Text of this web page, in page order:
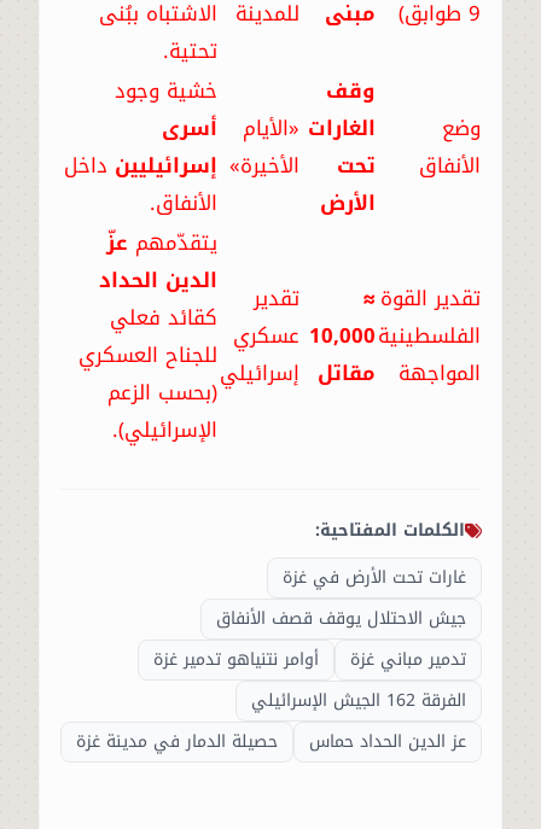
9 طوابق) مبنى للمدينة الاشتباه ببُنى
تحتية.
وضع
الأنفاق
وقف
الغارات
تحت
الأرض
«الأيام
الأخيرة»
خشية وجود
أسرى
إسرائيليين داخل
الأنفاق.
تقدير القوة
الفلسطينية
المواجهة
≈
10,000
مقاتل
تقدير
عسكري
إسرائيلي
يتقدّمهم عزّ
الدين الحداد
كقائد فعلي
للجناح العسكري
(بحسب الزعم
الإسرائيلي).
الكلمات المفتاحية:
غارات تحت الأرض في غزة
جيش الاحتلال يوقف قصف الأنفاق
تدمير مباني غزة
أوامر نتنياهو تدمير غزة
الفرقة 162 الجيش الإسرائيلي
عز الدين الحداد حماس
حصيلة الدمار في مدينة غزة